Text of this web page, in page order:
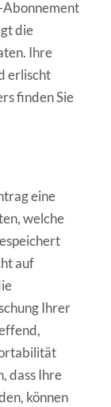
die
Ihre
erlischt
finden Sie
eine
welche
auf
Ihrer
dass Ihre
können